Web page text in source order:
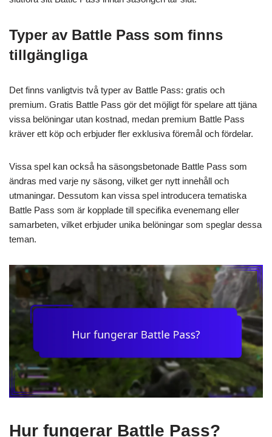
Typer av Battle Pass som finns
tillgängliga
Det finns vanligtvis två typer av Battle Pass: gratis och
premium. Gratis Battle Pass gör det möjligt för spelare att tjäna
vissa belöningar utan kostnad, medan premium Battle Pass
kräver ett köp och erbjuder fler exklusiva föremål och fördelar.
Vissa spel kan också ha säsongsbetonade Battle Pass som
ändras med varje ny säsong, vilket ger nytt innehåll och
utmaningar. Dessutom kan vissa spel introducera tematiska
Battle Pass som är kopplade till specifika evenemang eller
samarbeten, vilket erbjuder unika belöningar som speglar dessa
teman.
Hur fungerar Battle Pass?